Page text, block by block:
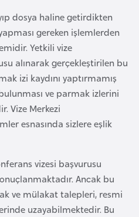
dosya haline getirdikten
gereken işlemlerden
Yetkili vize
alınarak gerçekleştirilen bu
izi kaydını yaptırmamış
ve parmak izlerini
Vize Merkezi
esnasında sizlere eşlik
vizesi başvurusu
Ancak bu
ve mülakat talepleri, resmi
uzayabilmektedir. Bu